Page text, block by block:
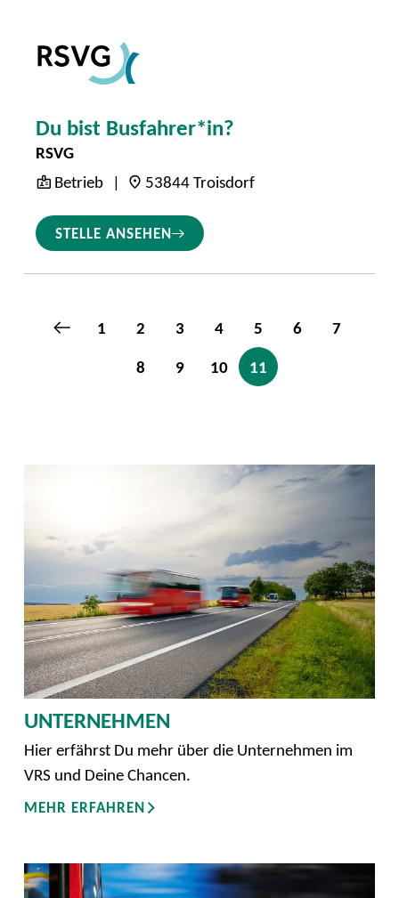
Du bist Busfahrer*in?
RSVG
Betrieb 53844 Troisdorf
STELLE ANSEHEN
1 2 3 4 5 6
7
8
9 10 11
UNTERNEHMEN
Hier erfährst Du mehr über die Unternehmen im
VRS und Deine Chancen.
MEHR ERFAHREN